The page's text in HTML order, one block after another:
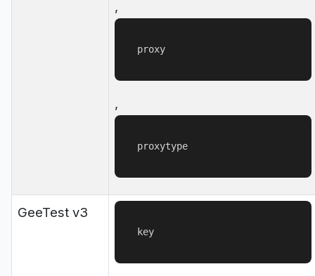
,
proxy
,
proxytype
GeeTest v3
key